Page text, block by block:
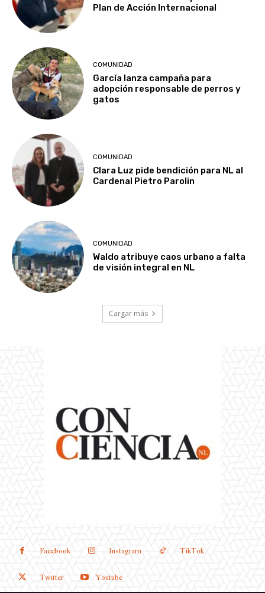
Plan de Acción Internacional
COMUNIDAD
García lanza campaña para
adopción responsable de perros y
gatos
COMUNIDAD
Clara Luz pide bendición para NL al
Cardenal Pietro Parolin
COMUNIDAD
Waldo atribuye caos urbano a falta
de visión integral en NL
Cargar más
Facebook Instagram
TikTok
Twitter
Youtube